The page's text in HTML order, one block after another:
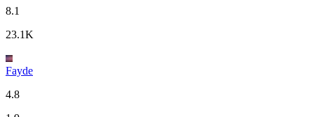
8.1
23.1K
Fayde
4.8